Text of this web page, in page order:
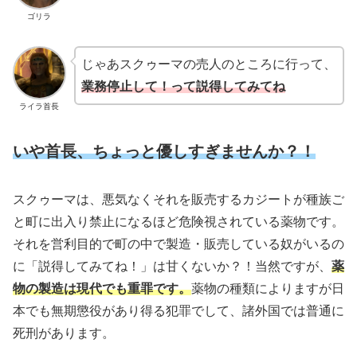
ゴリラ
ライラ首長
じゃあスクゥーマの売人のところに行って、
業務停止して！って説得してみてね
いや首長、ちょっと優しすぎませんか？！
スクゥーマは、悪気なくそれを販売するカジートが種族ご
と町に出入り禁止になるほど危険視されている薬物です。
それを営利目的で町の中で製造・販売している奴がいるの
に「説得してみてね！」は甘くないか？！当然ですが、 薬
物の製造は現代でも重罪です。薬物の種類によりますが日
本でも無期懲役があり得る犯罪でして、諸外国では普通に
死刑があります。